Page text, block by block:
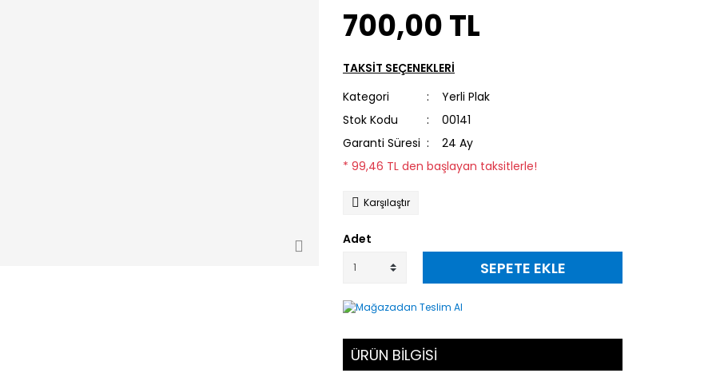
700,00 TL
TAKSİT SEÇENEKLERİ
Kategori
Yerli Plak
Stok Kodu
00141
Garanti Süresi
24 Ay
* 99,46 TL den başlayan taksitlerle!
Karşılaştır
Adet
SEPETE EKLE
ÜRÜN BİLGİSİ